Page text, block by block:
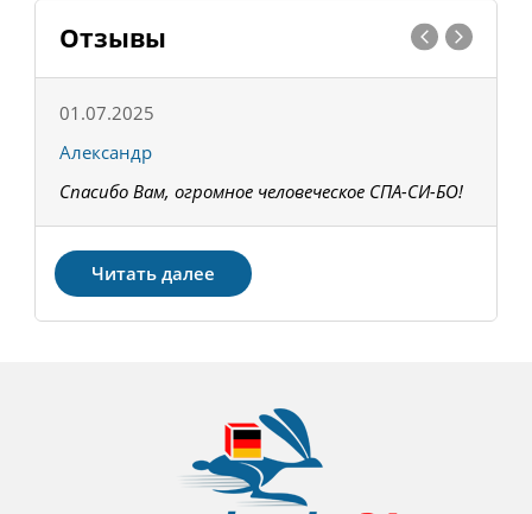
Отзывы
01.07.2025
Александр
Спасибо Вам, огромное человеческое СПА-СИ-БО!
Читать далее